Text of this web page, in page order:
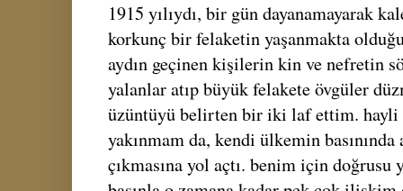
1915 yılıydı, bir gün dayanamayarak
korkunç bir felaketin yaşanmakta
aydın geçinen kişilerin kin ve nefretin
yalanlar atıp büyük felakete övgüler
üzüntüyü belirten bir iki laf ettim. hayli
yakınmam da, kendi ülkemin
çıkmasına yol açtı. benim için doğrusu